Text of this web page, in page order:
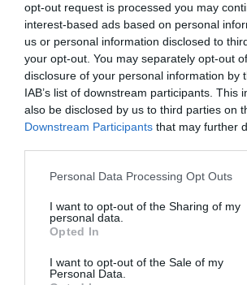
opt-out request is processed you may
interest-based ads based on personal
us or personal information disclosed to
your opt-out. You may separately opt-out
disclosure of your personal information by
IAB’s list of downstream participants. This
also be disclosed by us to third parties on
Downstream Participants that may further
Please note that this website/app uses one
not limited to your visit or usage behaviour.
grant or deny consent to Google and its
use your data for below specified purposes
consent section.
Personal Data Processing Opt Outs
I want to opt-out of the Sharing of my
personal data.
Opted In
I want to opt-out of the Sale of my
Personal Data.
01.08.2026 15:06
Αυτό είναι το σύμπτωμα του
δέρματος που μπορεί να
κομμωτήριο! – Τι δείχνει νέα
01.08.2026 12:11